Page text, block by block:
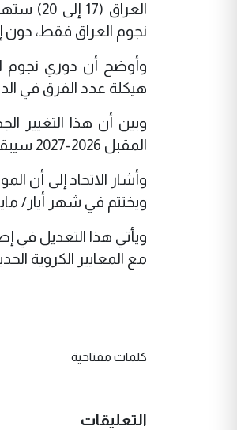
العراق
نجوم العراق فقط، دون
هيكلة عدد الفرق في
المقبل 2026-2027 سيبقى عدد فرق دوري نجوم العراق كما هو عليه 20 فريقاً.
وأشار الاتحاد إلى
ويختتم في شهر أيار/ مايو 2027، وفق الجدولة الزمنية المعتمدة
ويأتي هذا التعديل في
مع المعايير الكروية
كلمات مفتاحية
التعليقات